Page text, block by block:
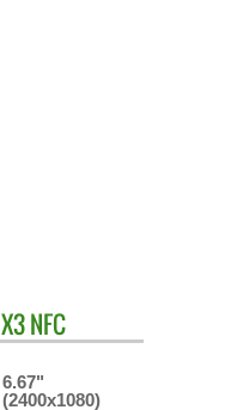
X3 NFC
6.67"
(2400x1080)